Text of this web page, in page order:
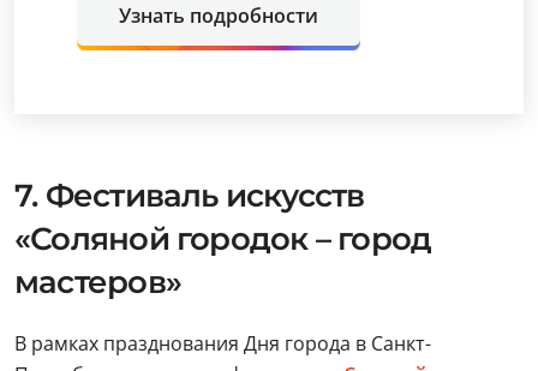
Узнать подробности
7. Фестиваль искусств
«Соляной городок – город
мастеров»
В рамках празднования Дня города в Санкт-